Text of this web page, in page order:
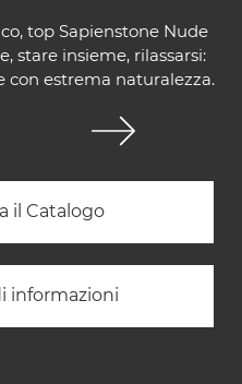
top Sapienstone Nude
stare insieme, rilassarsi:
con estrema naturalezza.
il Catalogo
informazioni